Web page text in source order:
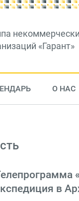
«Гарант»
О НАС
в